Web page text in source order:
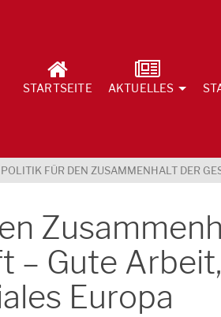
STARTSEITE AKTUELLES
POLITIK FÜR DEN ZUSAMMENHALT DER
– Gute
Europa